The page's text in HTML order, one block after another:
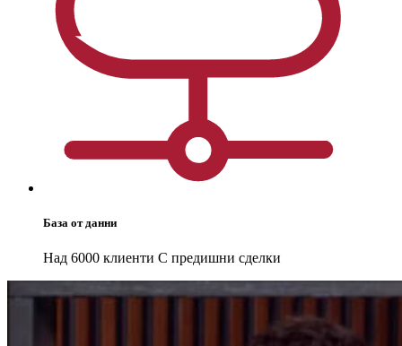
База от данни
Над 6000 клиенти С предишни сделки